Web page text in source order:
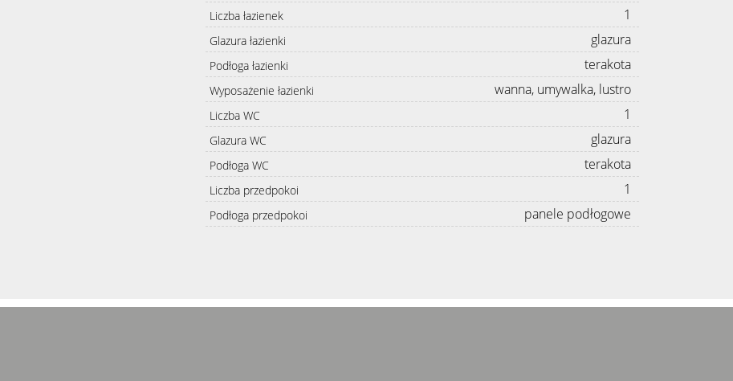
Liczba łazienek 1
Glazura łazienki glazura
Podłoga łazienki terakota
Wyposażenie łazienki wanna, umywalka, lustro
Liczba WC 1
Glazura WC glazura
Podłoga WC terakota
Liczba przedpokoi 1
Podłoga przedpokoi panele podłogowe